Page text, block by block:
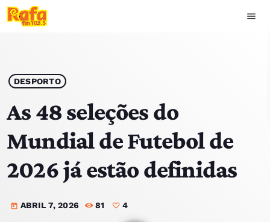
menu
play_arrow OUVIR RAFA
HOME
NOTÍCIAS
EQUIPA
DESPORTO
As 48 seleções do
Mundial de Futebol de
2026 já estão definidas
today ABRIL 7, 2026 81 4